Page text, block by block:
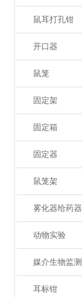
鼠耳打孔钳
开口器
鼠笼
固定架
固定箱
固定器
鼠笼架
雾化器给药器
动物实验
媒介生物监测
耳标钳